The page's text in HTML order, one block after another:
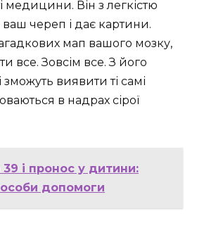
медицини. Він з легкістю
ваш череп і дає картини.
мап вашого мозку,
все. Зовсім все. З його
виявити ті самі
в надрах сірої
і пронос у дитини:
допомоги